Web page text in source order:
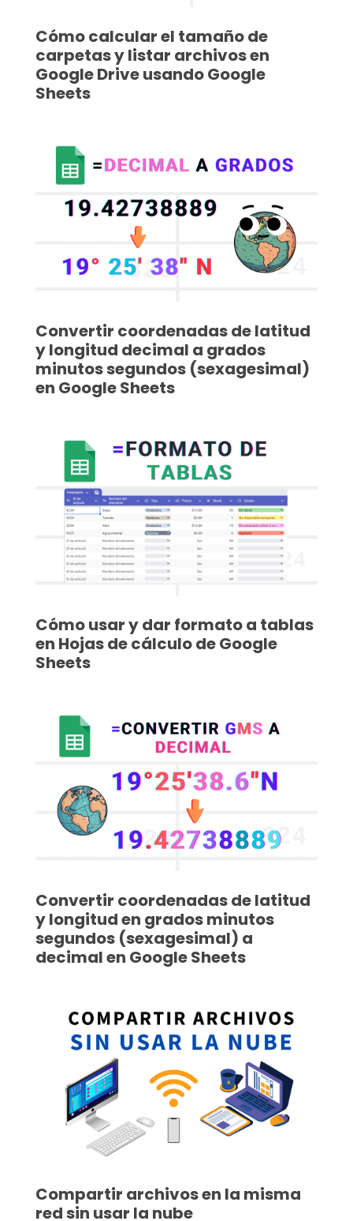
Cómo calcular el tamaño de
carpetas y listar archivos en
Google Drive usando Google
Sheets
Convertir coordenadas de latitud
y longitud decimal a grados
minutos segundos (sexagesimal)
en Google Sheets
Cómo usar y dar formato a tablas
en Hojas de cálculo de Google
Sheets
Convertir coordenadas de latitud
y longitud en grados minutos
segundos (sexagesimal) a
decimal en Google Sheets
Compartir archivos en la misma
red sin usar la nube